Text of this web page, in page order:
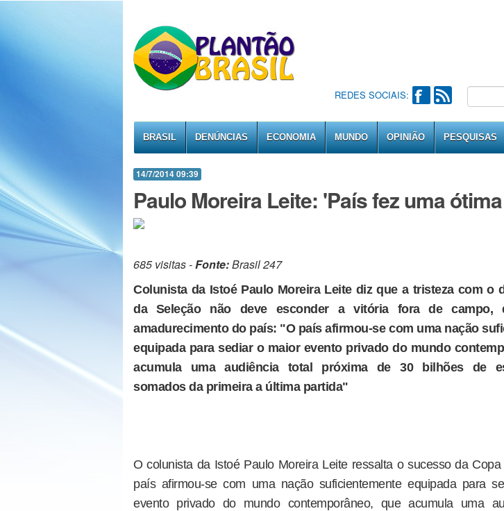
REDES SOCIAIS:
BRASIL DENÚNCIAS ECONOMIA MUNDO OPINIÃO PESQUISAS
14/7/2014 09:39
Paulo Moreira Leite: 'País fez uma
685 visitas -Fonte:Brasil 247
Colunista da Istoé Paulo Moreira Leite diz que a tristeza com o
da Seleção não deve esconder a vitória fora de campo,
amadurecimento do país: "O país afirmou-se com uma nação
equipada para sediar o maior evento privado do mundo
acumula uma audiência total próxima de 30 bilhões de
somados da primeira a última partida"
O colunista da Istoé Paulo Moreira Leite ressalta o sucesso da
país afirmou-se com uma nação suficientemente equipada para
evento privado do mundo contemporâneo, que acumula uma